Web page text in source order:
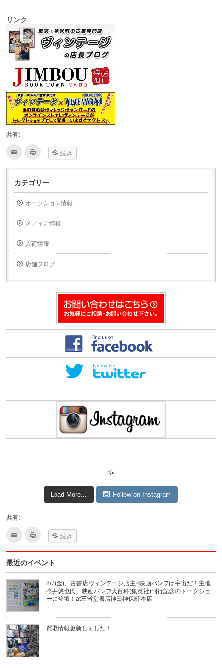
リンク
共有:
ク
て
友
達
へ
メ
ー
で
送
信
(新
し
い
ィ
ド
ウ
ク
て
印
刷
(新
し
い
ィ
ン
ド
ウ
で
開
ま
す)
続き
カテゴリー
オークション情報
メディア情報
入荷情報
店舗ブログ
Load More... Follow on Instagram
共有:
ク
し
て
達
へ
メ
ー
ル
で
送
信
(新
し
い
ウ
ィ
ン
ド
ウ
ク
て
刷
(新
し
い
ウ
ィ
ン
ド
ウ
で
開
き
ま
す)
続き
最近のイベント
8/7(金)、古書店ヴィンテージ店主×映画パンフは宇宙だ！主催
今井悠也氏、映画パンフ大百科(集英社)刊行記念のトークショ
ーに登壇！at三省堂書店神田神保町本店
買取情報更新しました！